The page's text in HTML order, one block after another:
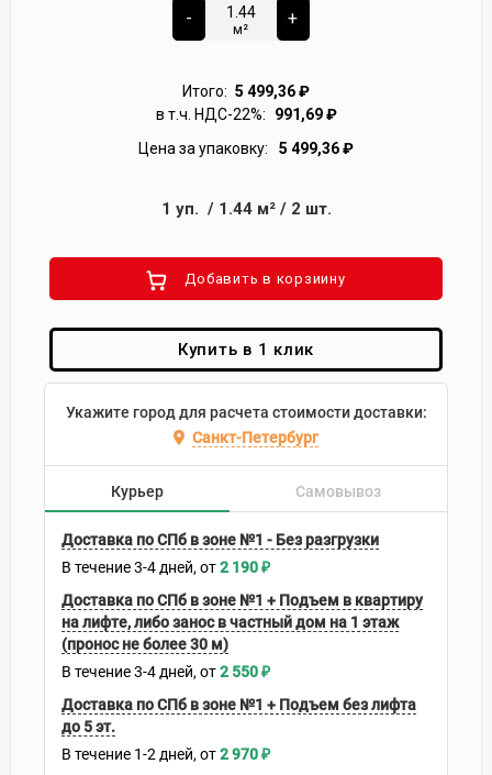
-
м²
+
Итого: 5 499,36₽
в т.ч. НДС-22%:
991,69₽
Цена за упаковку:
5 499,36₽
1 уп. / 1.44м²/ 2 шт.
Добавить в корзиину
Купить в 1 клик
Укажите город для расчета стоимости доставки:
Санкт-Петербург
Курьер Самовывоз
Доставка по СПб в зоне №1 - Без разгрузки
В течение3-4 дней 2 190₽
Доставка по СПб в зоне №1 + Подъем в квартиру
на лифте, либо занос в частный дом на 1 этаж
(пронос не более 30 м)
В течение3-4 дней 2 550₽
Доставка по СПб в зоне №1 + Подъем без лифта
до 5 эт.
В течение 1-2 дней 2 970₽